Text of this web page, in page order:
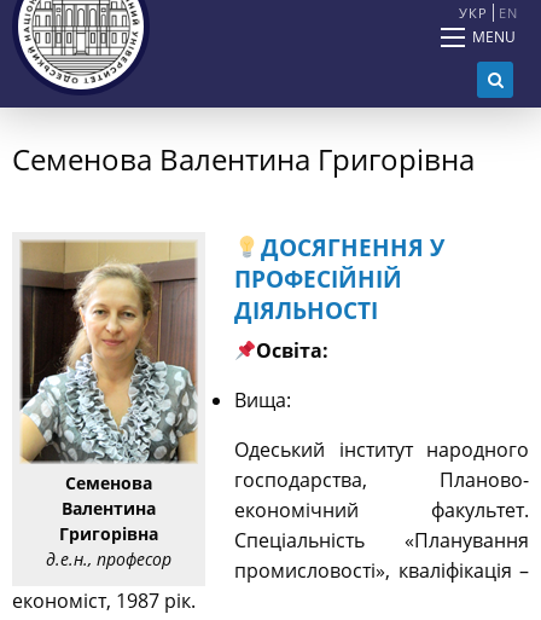
УКР EN
MENU
Семенова Валентина Григорівна
Семенова
Валентина
Григорівна
д.е.н., професор
ДОСЯГНЕННЯ У
ПРОФЕСІЙНІЙ
ДІЯЛЬНОСТІ
Освіта:
Вища:
Одеський інститут народного
господарства, Планово-
економічний факультет.
Спеціальність «Планування
промисловості», кваліфікація –
економіст, 1987 рік.